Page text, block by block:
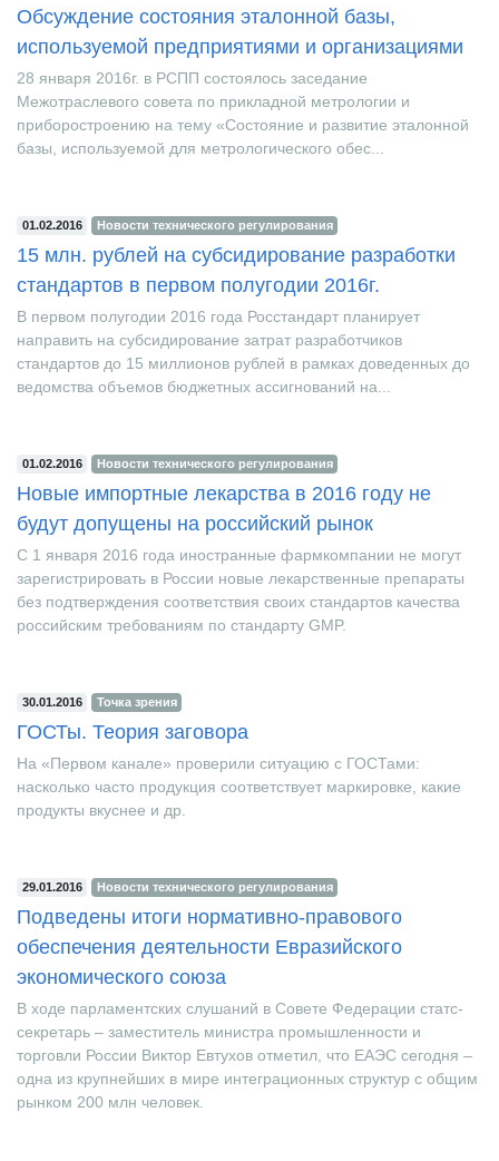
01.02.2016
Обсуждение состояния эталонной базы,
используемой предприятиями и организациями
28 января 2016г. в РСПП состоялось заседание
Межотраслевого совета по прикладной метрологии и
приборостроению на тему «Состояние и развитие эталонной
01.02.2016 Новости технического регулирования
15 млн. рублей на субсидирование разработки
стандартов в первом полугодии 2016г.
В первом полугодии 2016 года Росстандарт планирует
направить на субсидирование затрат разработчиков
стандартов до 15 миллионов рублей в рамках доведенных до
01.02.2016 Новости технического регулирования
Новые импортные лекарства в 2016 году не
будут допущены на российский рынок
С 1 января 2016 года иностранные фармкомпании не могут
зарегистрировать в России новые лекарственные препараты
без подтверждения соответствия своих стандартов качества
30.01.2016 Точка зрения
ГОСТы. Теория заговора
На «Первом канале» проверили ситуацию с ГОСТами:
насколько часто продукция соответствует маркировке, какие
29.01.2016
Подведены итоги нормативно-правового
обеспечения деятельности Евразийского
экономического союза
В ходе парламентских слушаний в Совете Федерации статс-
секретарь – заместитель министра промышленности и
торговли России Виктор Евтухов отметил, что ЕАЭС сегодня –
одна из крупнейших в мире интеграционных структур с общим